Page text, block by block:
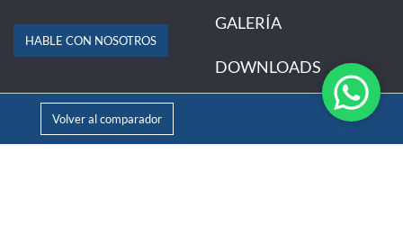
Volver al comparador
HABLE CON NOSOTROS
GALERÍA
DOWNLOADS
SUSCRIBIRSE AL NEWSLETTER